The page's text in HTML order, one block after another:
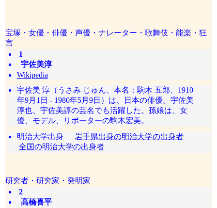
宝塚・女優・俳優・声優・ナレーター・歌舞伎・能楽・狂
言
1
宇佐美淳
Wikipedia
宇佐美 淳（うさみ じゅん、本名：駒木 五郎、1910
年9月1日 - 1980年5月9日）は、日本の俳優。宇佐美
淳也、宇佐美諄の芸名でも活躍した。孫娘は、女
優、モデル、リポーターの駒木宏美。
明治大学出身 岩手県出身の明治大学の出身者
全国の明治大学の出身者
研究者・研究家・発明家
2
高橋喜平